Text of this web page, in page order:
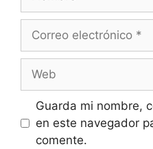
Correo
Web
Guarda mi nombre,
en este navegador
comente.